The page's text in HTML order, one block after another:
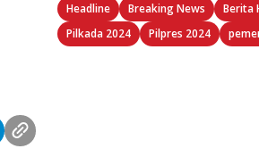
Headline Breaking News
Berita
Pilkada 2024
Pilpres 2024